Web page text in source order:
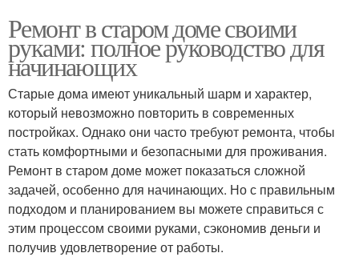
Ремонт в старом доме своими
руками: полное руководство для
начинающих
Старые дома имеют уникальный шарм и характер,
который невозможно повторить в современных
постройках. Однако они часто требуют ремонта, чтобы
стать комфортными и безопасными для проживания.
Ремонт в старом доме может показаться сложной
задачей, особенно для начинающих. Но с правильным
подходом и планированием вы можете справиться с
этим процессом своими руками, сэкономив деньги и
получив удовлетворение от работы.